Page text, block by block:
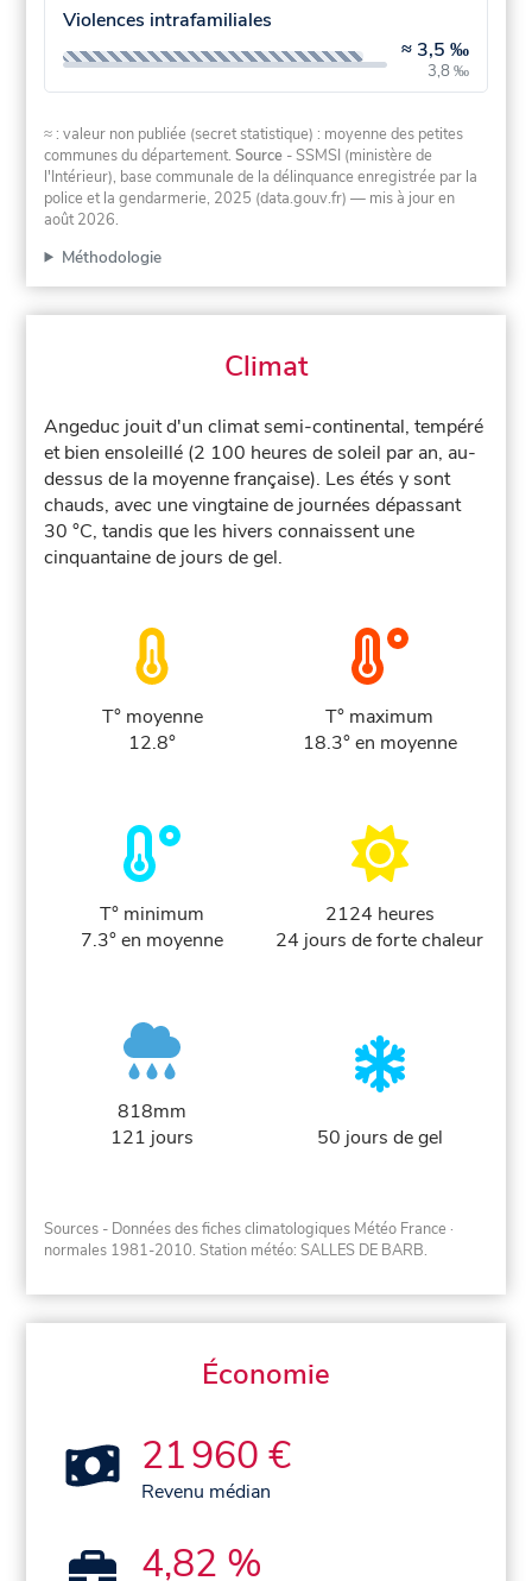
Violences intrafamiliales
≈ 3,5 ‰
3,8 ‰
≈ : valeur non publiée (secret statistique) : moyenne des petites
communes du département.Source - SSMSI (ministère de
l'Intérieur), base communale de la délinquance enregistrée par la
police et la gendarmerie, 2025 (data.gouv.fr) — mis à jour en
août 2026.
Méthodologie
Climat
Angeduc jouit d'un climat semi-continental, tempéré
et bien ensoleillé (2 100 heures de soleil par an, au-
dessus de la moyenne française). Les étés y sont
chauds, avec une vingtaine de journées dépassant
30 °C, tandis que les hivers connaissent une
cinquantaine de jours de gel.
T° moyenne
12.8°
T° maximum
18.3° en moyenne
T° minimum
7.3° en moyenne
2124 heures
24 jours de forte chaleur
818mm
121 jours
50 jours de gel
Sources - Données des fiches climatologiques Météo France ·
normales 1981-2010. Station météo: SALLES DE BARB.
Économie
21 960 €
Revenu médian
4,82 %